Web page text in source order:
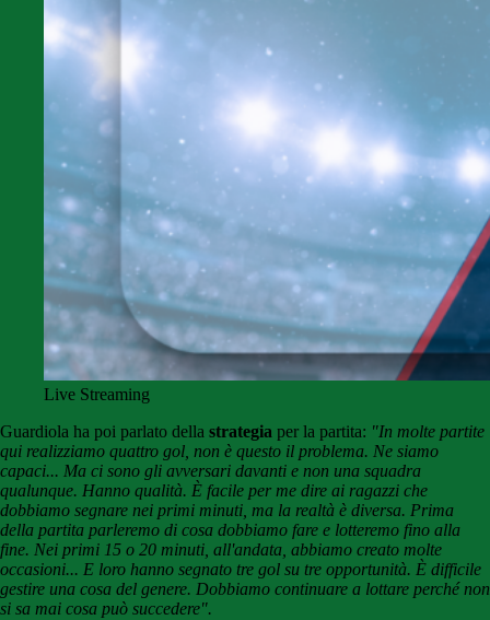
Live Streaming
Guardiola ha poi parlato della strategia per la partita: "In molte partite
qui realizziamo quattro gol, non è questo il problema. Ne siamo
capaci... Ma ci sono gli avversari davanti e non una squadra
qualunque. Hanno qualità. È facile per me dire ai ragazzi che
dobbiamo segnare nei primi minuti, ma la realtà è diversa. Prima
della partita parleremo di cosa dobbiamo fare e lotteremo fino alla
fine. Nei primi 15 o 20 minuti, all'andata, abbiamo creato molte
occasioni... E loro hanno segnato tre gol su tre opportunità. È difficile
gestire una cosa del genere. Dobbiamo continuare a lottare perché non
si sa mai cosa può succedere".